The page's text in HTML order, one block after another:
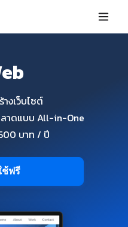
งเว็บไซต์
าดแบบ All-in-One
บาท / ปี
ช้ฟรี